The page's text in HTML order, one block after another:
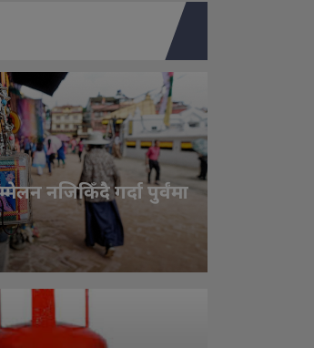
नजिकिँदै गर्दा पुर्वंमा